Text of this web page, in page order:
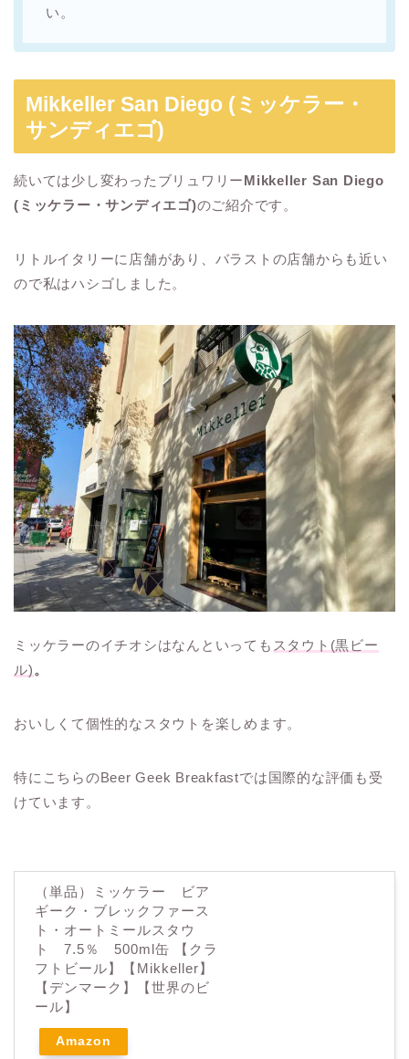
い。
Mikkeller San Diego (ミッケラー・
サンディエゴ)
続いては少し変わったブリュワリーMikkeller San Diego
(ミッケラー・サンディエゴ)のご紹介です。
リトルイタリーに店舗があり、バラストの店舗からも近い
ので私はハシゴしました。
ミッケラーのイチオシはなんといっても スタウト(黒ビー
ル)。
おいしくて個性的なスタウトを楽しめます。
特にこちらのBeer Geek Breakfastでは国際的な評価も受
けています。
（単品）ミッケラー ビア
ギーク・ブレックファース
ト・オートミールスタウ
ト 7.5％ 500ml缶 【クラ
フトビール】【Mikkeller】
【デンマーク】【世界のビ
ール】
Amazon